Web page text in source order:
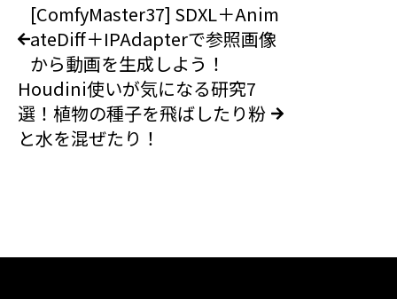
[ComfyMaster37] SDXL＋Anim
ateDiff＋IPAdapterで参照画像
から動画を生成しよう！
Houdini使いが気になる研究7
選！植物の種子を飛ばしたり粉
と水を混ぜたり！